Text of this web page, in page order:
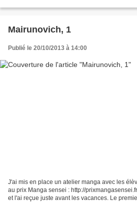
Mairunovich, 1
Publié le 20/10/2013 à 14:00
J'ai mis en place un atelier manga avec les
au prix Manga sensei : http://
et l'ai reçue juste avant les vacances. Le